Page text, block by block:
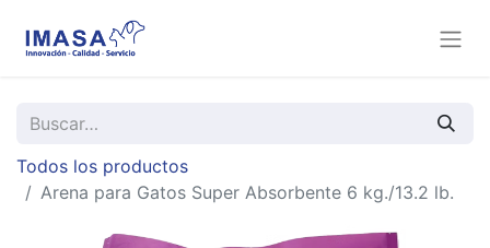
Todos los productos
Arena para Gatos Super Absorbente 6 kg./13.2 lb.